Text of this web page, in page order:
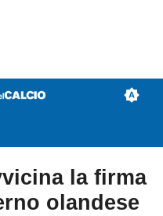
la firma
olandese